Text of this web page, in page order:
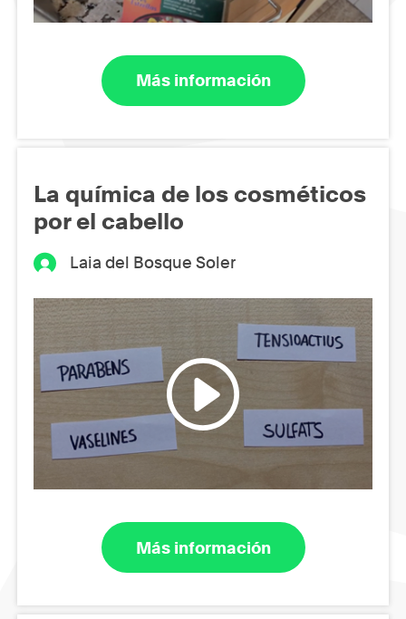
Más información
La química de los cosméticos
por el cabello
Laia del Bosque Soler
Más información